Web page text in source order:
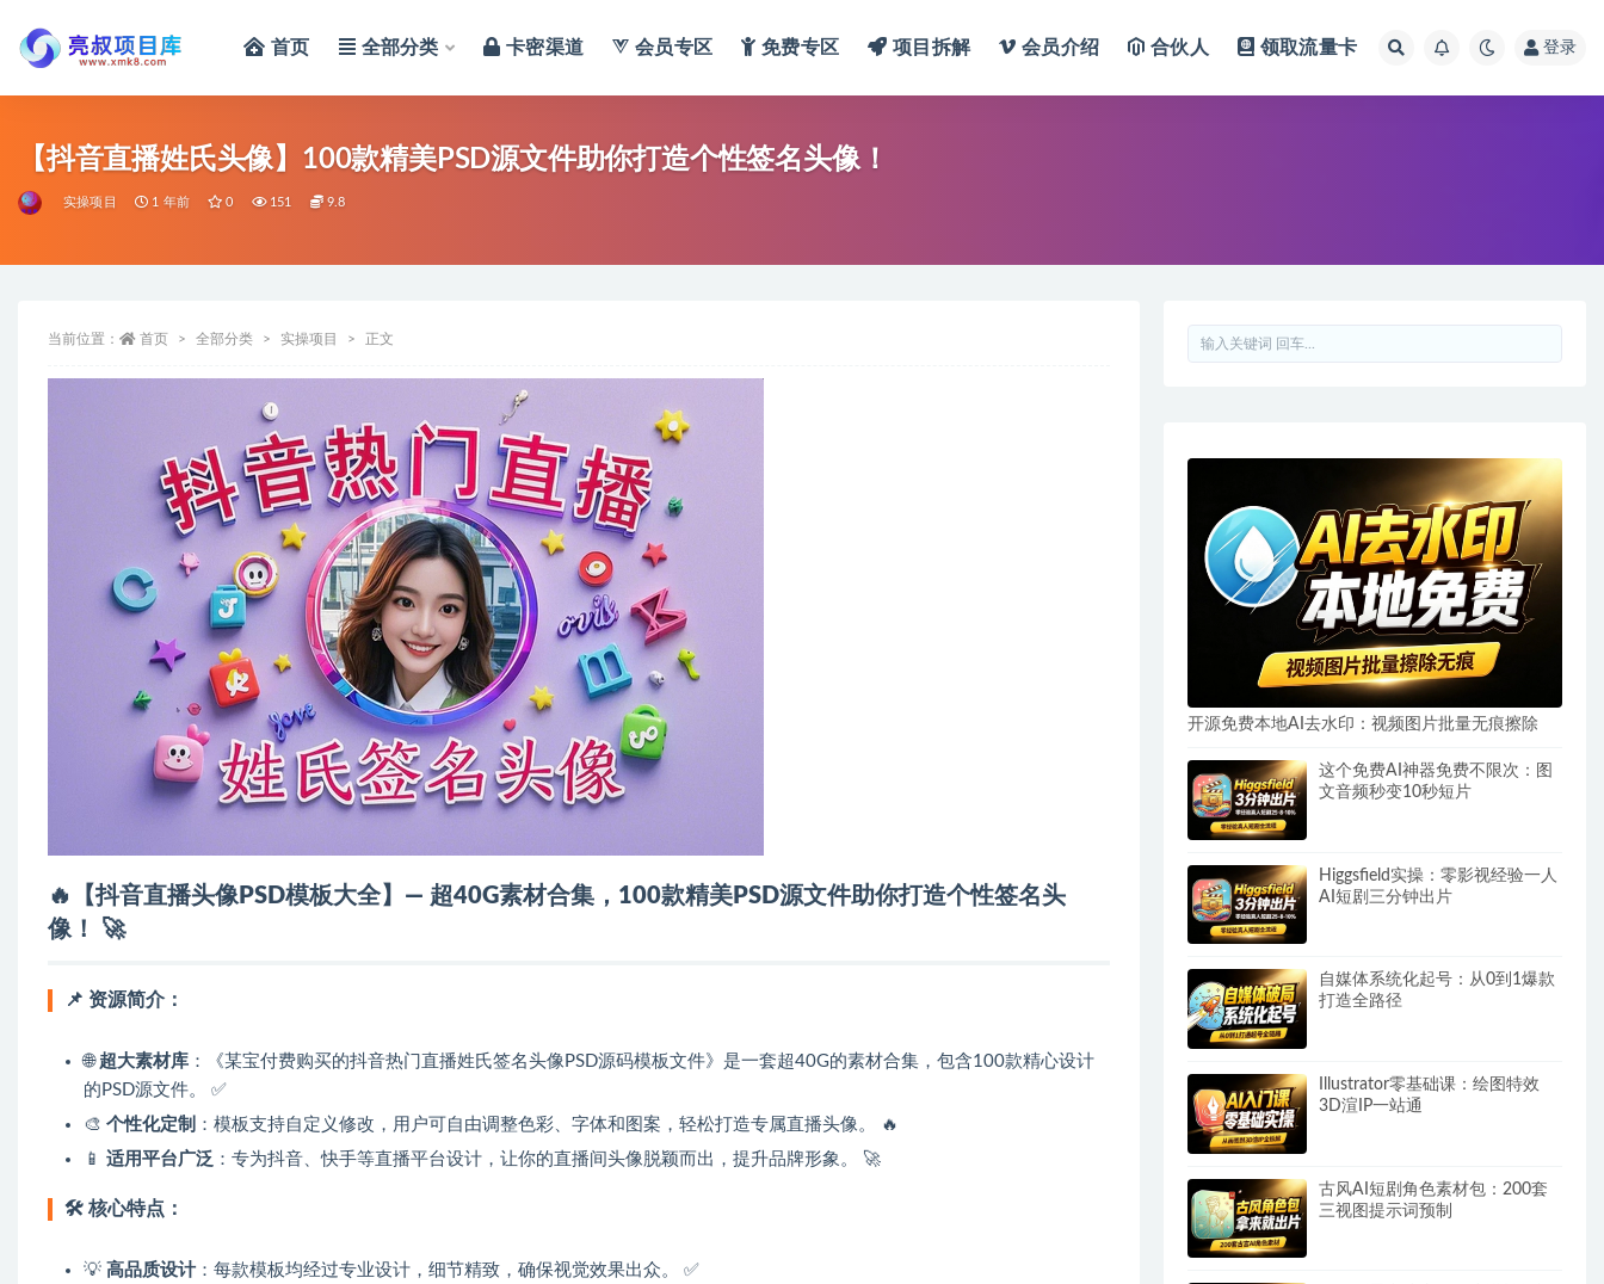
首页 全部分类 卡密渠道 会员专区 免费专区 项目拆解 会员介绍 合伙人 领取流量卡 登录
【抖音直播姓氏头像】100款精美PSD源文件助你打造个性签名头像！
实操项目 1 年前 0 151 9.8
当前位置： 首页 全部分类 实操项目 正文
🔥【抖音直播头像PSD模板大全】— 超40G素材合集，100款精美PSD源文件助你打造个性签名头
像！
🚀
📌 资源简介：
🌐 超大素材库 ：《某宝付费购买的抖音热门直播姓氏签名头像PSD源码模板文件》是一套超40G的素材合集，包含100款精心设计
的PSD源文件。 ✅
🎨 个性化定制 ：模板支持自定义修改，用户可自由调整色彩、字体和图案，轻松打造专属直播头像。 🔥
📱 适用平台广泛 ：专为抖音、快手等直播平台设计，让你的直播间头像脱颖而出，提升品牌形象。 🚀
🛠 核心特点：
💡 高品质设计：每款模板均经过专业设计，细节精致，确保视觉效果出众。 ✅
开源免费本地AI去水印：视频图片批量无痕擦除
这个免费AI神器免费不限次：图
文音频秒变10秒短片
Higgsfield实操：零影视经验一人
AI短剧三分钟出片
自媒体系统化起号：从0到1爆款
打造全路径
Illustrator零基础课：绘图特效
3D渲IP一站通
古风AI短剧角色素材包：200套
三视图提示词预制